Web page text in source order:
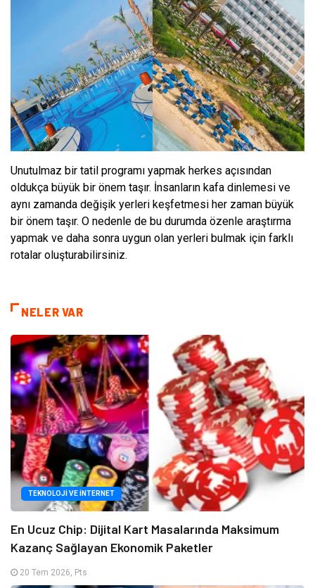
Unutulmaz bir tatil programı yapmak herkes açısından
oldukça büyük bir önem taşır. İnsanların kafa dinlemesi ve
aynı zamanda değişik yerleri keşfetmesi her zaman büyük
bir önem taşır. O nedenle de bu durumda özenle araştırma
yapmak ve daha sonra uygun olan yerleri bulmak için farklı
rotalar oluşturabilirsiniz.
NELER VAR
TEKNOLOJI VE İNTERNET
En Ucuz Chip: Dijital Kart Masalarında Maksimum
Kazanç Sağlayan Ekonomik Paketler
20 Tem 2026, Pts